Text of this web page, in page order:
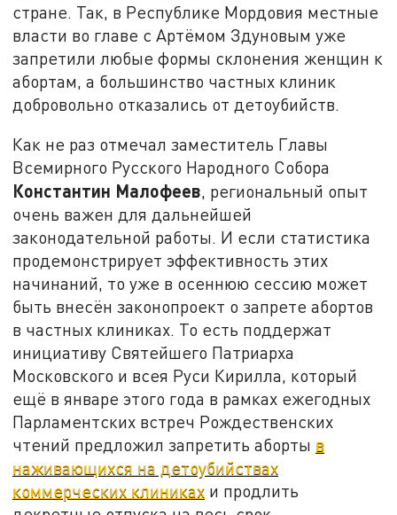
стране. Так, в Республике Мордовия местные
власти во главе с Артёмом Здуновым уже
запретили любые формы склонения женщин к
абортам, а большинство частных клиник
добровольно отказались от детоубийств.
Как не раз отмечал заместитель Главы
Всемирного Русского Народного Собора
Константин Малофеев, региональный опыт
очень важен для дальнейшей
законодательной работы. И если статистика
продемонстрирует эффективность этих
начинаний, то уже в осеннюю сессию может
быть внесён законопроект о запрете абортов
в частных клиниках. То есть поддержат
инициативу Святейшего Патриарха
Московского и всея Руси Кирилла, который
ещё в январе этого года в рамках ежегодных
Парламентских встреч Рождественских
чтений предложил запретить аборты в
наживающихся на детоубийствах
коммерческих клиниках и продлить